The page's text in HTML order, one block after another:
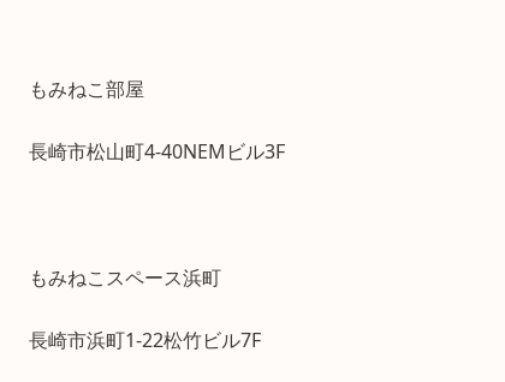
もみねこ部屋
長崎市松山町4-40NEMビル3F
もみねこスペース浜町
長崎市浜町1-22松竹ビル7F